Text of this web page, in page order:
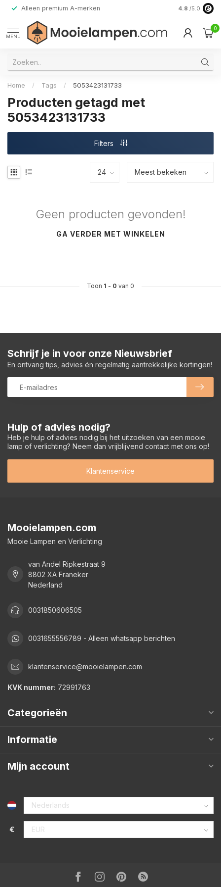
Alleen premium A-merken 4.8 /5.0
MENU
0
Home / Tags / 5053423131733
Producten getagd met
5053423131733
Filters
Geen producten gevonden!
GA VERDER MET WINKELEN
Toon 1 - 0 van 0
Hulp of advies nodig?
Heb je hulp of advies nodig bij het uitzoeken van een mooie
lamp of verlichting? Neem dan vrijblijvend contact met ons op!
Klantenservice
Schrijf je in voor onze Nieuwsbrief
En ontvang tips, advies én regelmatig aantrekkelijke kortingen!
Mooielampen.com
Mooie Lampen en Verlichting
van Andel Ripkestraat 9
8802 XA Franeker
Nederland
0031850606505
0031655556789 - Alleen whatsapp berichten
klantenservice@mooielampen.com
KVK nummer: 72991763
Categorieën
Informatie
Mijn account
€